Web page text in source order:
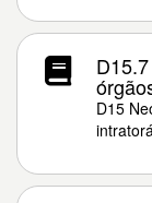
D15